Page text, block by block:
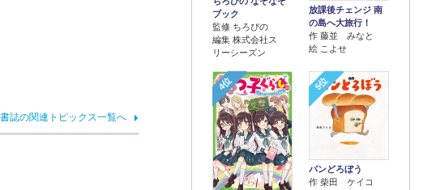
誌の関連トピックス一覧へ
ブック
監修 ちろぴの
編集 株式会社ス
リーシーズン
放課後チェンジ 南
の島へ大旅行！
作 藤並 みなと
絵 こよせ
4位 5位
パンどろぼう
作 柴田 ケイコ